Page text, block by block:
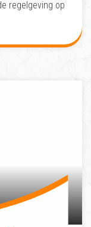
regelgeving op